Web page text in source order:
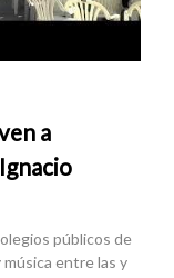
a
públicos de
entre las y